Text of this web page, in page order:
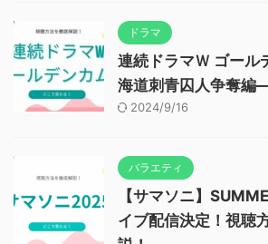
ドラマ
連続ドラマＷ ゴー
海道刺青囚人争奪編
2024/9/16
バラエティ
【サマソニ】
イブ配信決定！視聴